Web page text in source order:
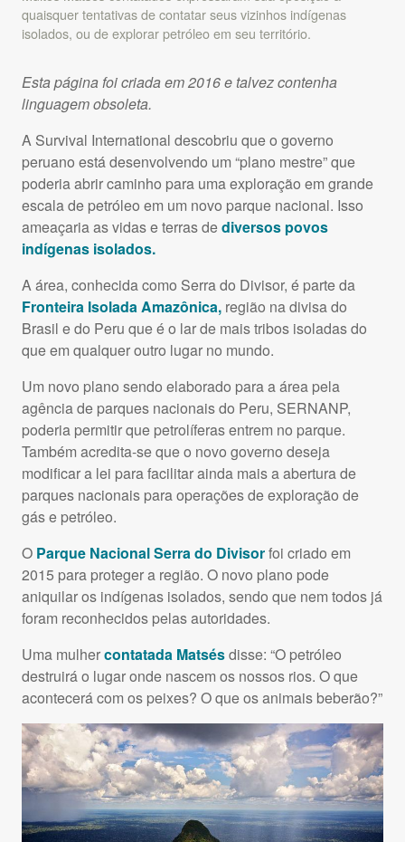
quaisquer tentativas de contatar seus vizinhos indígenas
isolados, ou de explorar petróleo em seu território.
Esta página foi criada em 2016 e talvez contenha
linguagem obsoleta.
A Survival International descobriu que o governo
peruano está desenvolvendo um “plano mestre” que
poderia abrir caminho para uma exploração em grande
escala de petróleo em um novo parque nacional. Isso
ameaçaria as vidas e terras dediversos povos
indígenas isolados.
A área, conhecida como Serra do Divisor, é parte da
Fronteira Isolada Amazônica, região na divisa do
Brasil e do Peru que é o lar de mais tribos isoladas do
que em qualquer outro lugar no mundo.
Um novo plano sendo elaborado para a área pela
agência de parques nacionais do Peru, SERNANP,
poderia permitir que petrolíferas entrem no parque.
Também acredita-se que o novo governo deseja
modificar a lei para facilitar ainda mais a abertura de
parques nacionais para operações de exploração de
gás e petróleo.
O Parque Nacional Serra do Divisorfoi criado em
2015 para proteger a região. O novo plano pode
aniquilar os indígenas isolados, sendo que nem todos já
foram reconhecidos pelas autoridades.
Uma mulhercontatada Matsésdisse: “O petróleo
destruirá o lugar onde nascem os nossos rios. O que
acontecerá com os peixes? O que os animais beberão?”